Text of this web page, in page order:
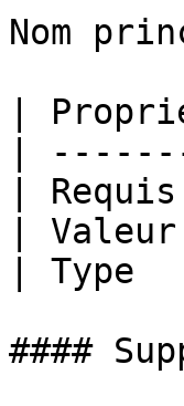
Nom
|
|
|
|
| Type
####